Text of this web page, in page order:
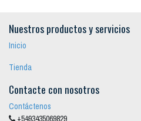
Nuestros productos y servicios
Inicio
Tienda
Contacte con nosotros
Contáctenos
+5493435069829